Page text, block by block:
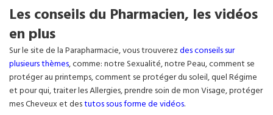
Les conseils du Pharmacien, les vidéos
en plus
Sur le site de la Parapharmacie, vous trouverezdes conseils sur
plusieurs thèmes, comme: notre Sexualité, notre Peau, comment se
protéger au printemps, comment se protéger du soleil, quel Régime
et pour qui, traiter les Allergies, prendre soin de mon Visage, protéger
mes Cheveux et destutos sous forme de vidéos.